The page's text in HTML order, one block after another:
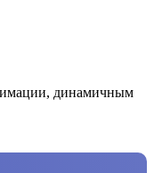
динамичным